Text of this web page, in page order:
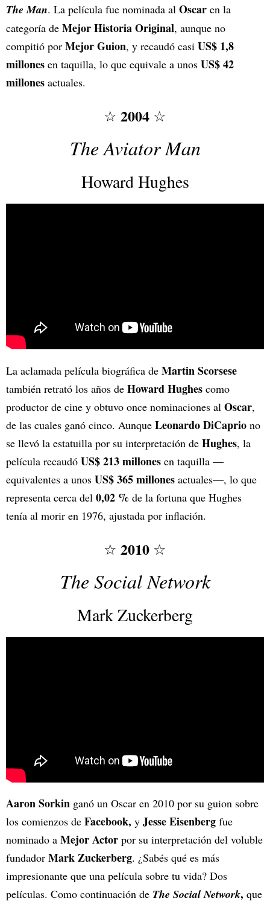
The Man. La película fue nominada al Oscar en la
categoría de Mejor Historia Original, aunque no
compitió por Mejor Guion, y recaudó casi US$ 1,8
millones en taquilla, lo que equivale a unos US$ 42
millones actuales.
☆ 2004 ☆
The Aviator Man
Howard Hughes
La aclamada película biográfica de Martin Scorsese
también retrató los años de Howard Hughes como
productor de cine y obtuvo once nominaciones al Oscar,
de las cuales ganó cinco. Aunque Leonardo DiCaprio no
se llevó la estatuilla por su interpretación de Hughes, la
película recaudó US$ 213 millones en taquilla —
equivalentes a unos US$ 365 millones actuales—, lo que
representa cerca del 0,02 % de la fortuna que Hughes
tenía al morir en 1976, ajustada por inflación.
☆ 2010 ☆
The Social Network
Mark Zuckerberg
Aaron Sorkin ganó un Oscar en 2010 por su guion sobre
los comienzos de Facebook, y Jesse Eisenberg fue
nominado a Mejor Actor por su interpretación del voluble
fundador Mark Zuckerberg. ¿Sabés qué es más
impresionante que una película sobre tu vida? Dos
películas. Como continuación de The Social Network, que